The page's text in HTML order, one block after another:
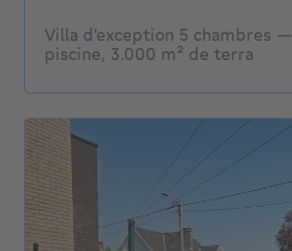
Villa d'exception 5 chambres —
piscine, 3.000 m² de terra